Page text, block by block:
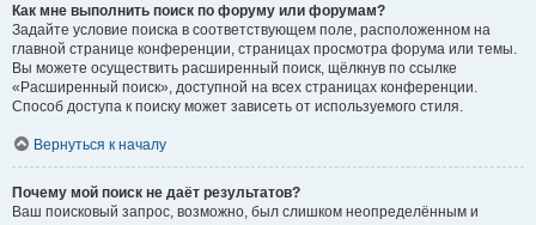
Как мне выполнить поиск по форуму или форумам?
Задайте условие поиска в соответствующем поле, расположенном на
главной странице конференции, страницах просмотра форума или темы.
Вы можете осуществить расширенный поиск, щёлкнув по ссылке
«Расширенный поиск», доступной на всех страницах конференции.
Способ доступа к поиску может зависеть от используемого стиля.
Вернуться к началу
Почему мой поиск не даёт результатов?
Ваш поисковый запрос, возможно, был слишком неопределённым и